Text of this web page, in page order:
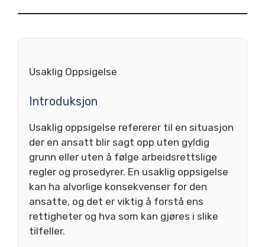
Usaklig Oppsigelse
Introduksjon
Usaklig oppsigelse refererer til en situasjon
der en ansatt blir sagt opp uten gyldig
grunn eller uten å følge arbeidsrettslige
regler og prosedyrer. En usaklig oppsigelse
kan ha alvorlige konsekvenser for den
ansatte, og det er viktig å forstå ens
rettigheter og hva som kan gjøres i slike
tilfeller.